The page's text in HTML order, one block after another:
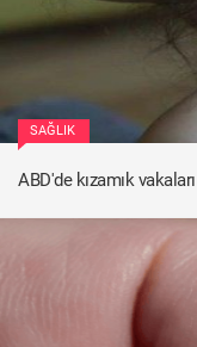
SAĞLIK
ABD'de kızamık